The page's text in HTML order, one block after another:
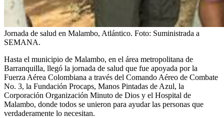
Jornada de salud en Malambo, Atlántico. Foto: Suministrada a
SEMANA.
Hasta el municipio de Malambo, en el área metropolitana de
Barranquilla, llegó la jornada de salud que fue apoyada por la
Fuerza Aérea Colombiana a través del Comando Aéreo de Combate
No. 3, la Fundación Procaps, Manos Pintadas de Azul, la
Corporación Organización Minuto de Dios y el Hospital de
Malambo, donde todos se unieron para ayudar las personas que
verdaderamente lo necesitan.